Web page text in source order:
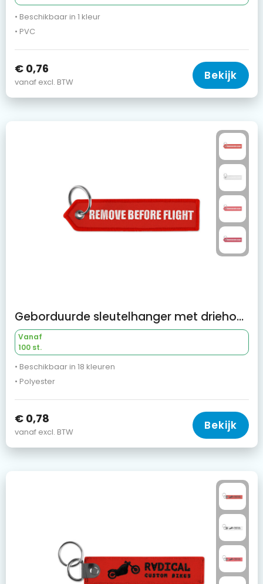
• Beschikbaar in 1 kleur
• PVC
€ 0,76
vanaf excl. BTW Bekijk
Geborduurde sleutelhanger met driehoekige afwerking
Vanaf
100 st.
• Beschikbaar in 18 kleuren
• Polyester
€ 0,78
vanaf excl. BTW Bekijk